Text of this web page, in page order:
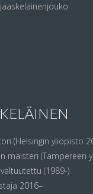
(Helsingin yliopisto
maisteri (Tampereen
(1989-)
2016–